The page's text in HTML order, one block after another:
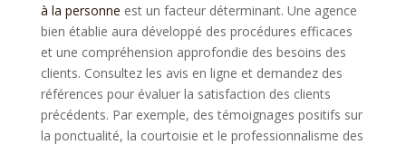
à la personne est un facteur déterminant. Une agence
bien établie aura développé des procédures efficaces
et une compréhension approfondie des besoins des
clients. Consultez les avis en ligne et demandez des
références pour évaluer la satisfaction des clients
précédents. Par exemple, des témoignages positifs sur
la ponctualité, la courtoisie et le professionnalisme des